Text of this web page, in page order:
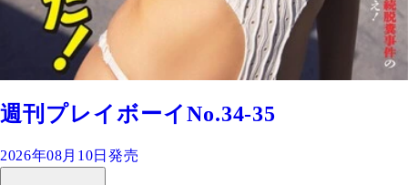
週刊プレイボーイNo.34-35
2026年08月10日発売